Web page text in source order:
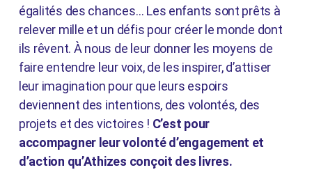
égalités des chances… Les enfants sont prêts à
relever mille et un défis pour créer le monde dont
ils rêvent. À nous de leur donner les moyens de
faire entendre leur voix, de les inspirer, d’attiser
leur imagination pour que leurs espoirs
deviennent des intentions, des volontés, des
projets et des victoires ! C’est pour
accompagner leur volonté d’engagement et
d’action qu’Athizes conçoit des livres.